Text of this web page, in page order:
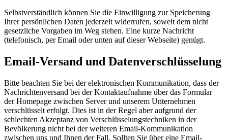
Selbstverständlich können Sie die Einwilligung zur Speicherung
Ihrer persönlichen Daten jederzeit widerrufen, soweit dem nicht
gesetzliche Vorgaben im Weg stehen. Eine kurze Nachricht
(telefonisch, per Email oder unten auf dieser Webseite) genügt.
Email-Versand und Datenverschlüsselung
Bitte beachten Sie bei der elektronischen Kommunikation, dass der
Nachrichtenversand bei der Kontaktaufnahme über das Formular
der Homepage zwischen Server und unserem Unternehmen
verschlüsselt erfolgt. Dies ist in der Regel aber aufgrund der
schlechten Akzeptanz von Verschlüsselungstechniken in der
Bevölkerung nicht bei der weiteren Email-Kommunikation
zwischen uns und Ihnen der Fall. Sollten Sie über eine Email-